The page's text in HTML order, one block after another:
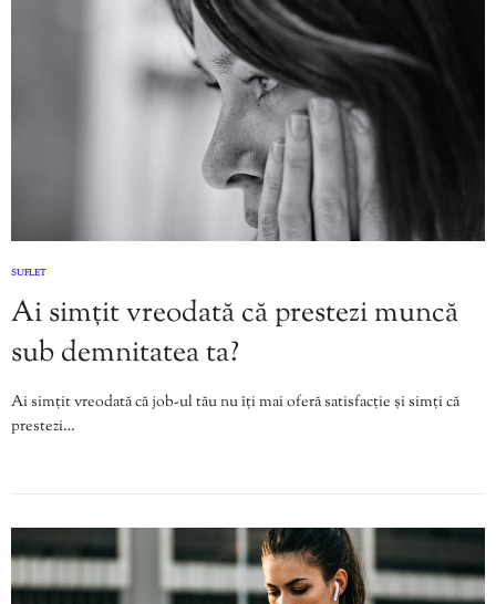
SUFLET
Ai simțit vreodată că prestezi muncă
sub demnitatea ta?
Ai simțit vreodată că job-ul tău nu îți mai oferă satisfacție și simți că
prestezi…